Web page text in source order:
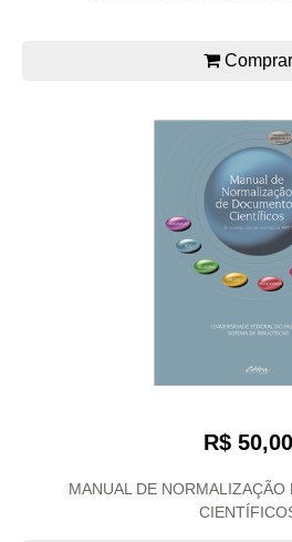
Comprar
R$ 50,00
MANUAL DE